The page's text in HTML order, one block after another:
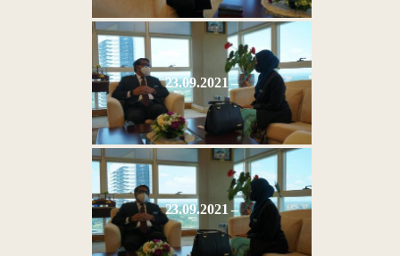
23.09.2021 –
23.09.2021 –